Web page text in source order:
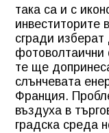
така са и с
инвеститорите
сгради
фотоволтаични
те ще
слънчевата
Франция.
въздуха в
градска среда